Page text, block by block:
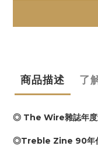
商品描述 了
◎ The Wire雜誌年
◎Treble Zine 90年代